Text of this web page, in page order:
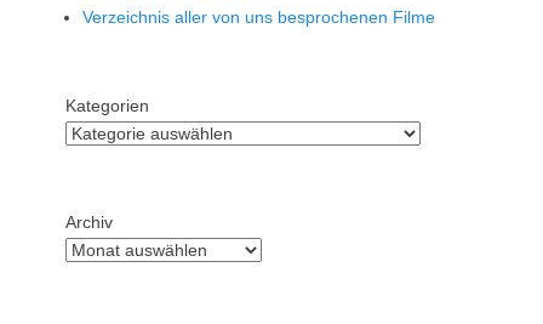
Verzeichnis aller von uns besprochenen Filme
Kategorien
Archiv